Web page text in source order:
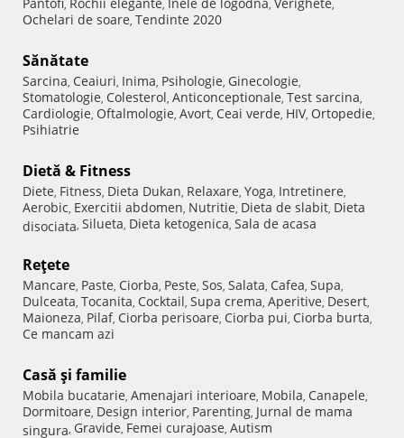
, , , ,
Ochelari de soare, Tendinte 2020
Sănătate
Sarcina, Ceaiuri, Inima, Psihologie, Ginecologie,
Stomatologie, Colesterol, Anticonceptionale, Test sarcina,
Cardiologie, Oftalmologie, Avort, Ceai verde, HIV, Ortopedie,
Psihiatrie
Dietă & Fitness
Diete, Fitness, Dieta Dukan, Relaxare, Yoga, Intretinere,
Aerobic, Exercitii abdomen, Nutritie, Dieta de slabit, Dieta
disociata, Silueta, Dieta ketogenica, Sala de acasa
Reţete
Mancare, Paste, Ciorba, Peste, Sos, Salata, Cafea, Supa,
Dulceata, Tocanita, Cocktail, Supa crema, Aperitive, Desert,
Maioneza, Pilaf, Ciorba perisoare, Ciorba pui, Ciorba burta,
Ce mancam azi
Casă şi familie
Mobila bucatarie, Amenajari interioare, Mobila, Canapele,
Dormitoare, Design interior, Parenting, Jurnal de mama
singura, Gravide, Femei curajoase, Autism